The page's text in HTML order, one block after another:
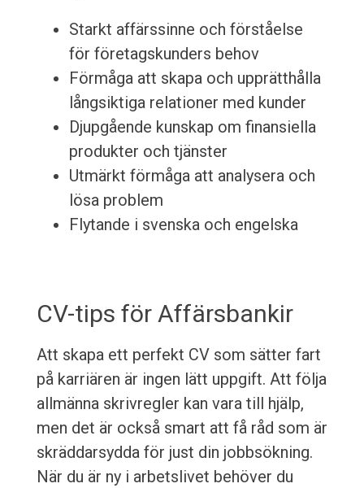
Starkt affärssinne och förståelse
för företagskunders behov
Förmåga att skapa och upprätthålla
långsiktiga relationer med kunder
Djupgående kunskap om finansiella
produkter och tjänster
Utmärkt förmåga att analysera och
lösa problem
Flytande i svenska och engelska
CV-tips för Affärsbankir
Att skapa ett perfekt CV som sätter fart
på karriären är ingen lätt uppgift. Att följa
allmänna skrivregler kan vara till hjälp,
men det är också smart att få råd som är
skräddarsydda för just din jobbsökning.
När du är ny i arbetslivet behöver du